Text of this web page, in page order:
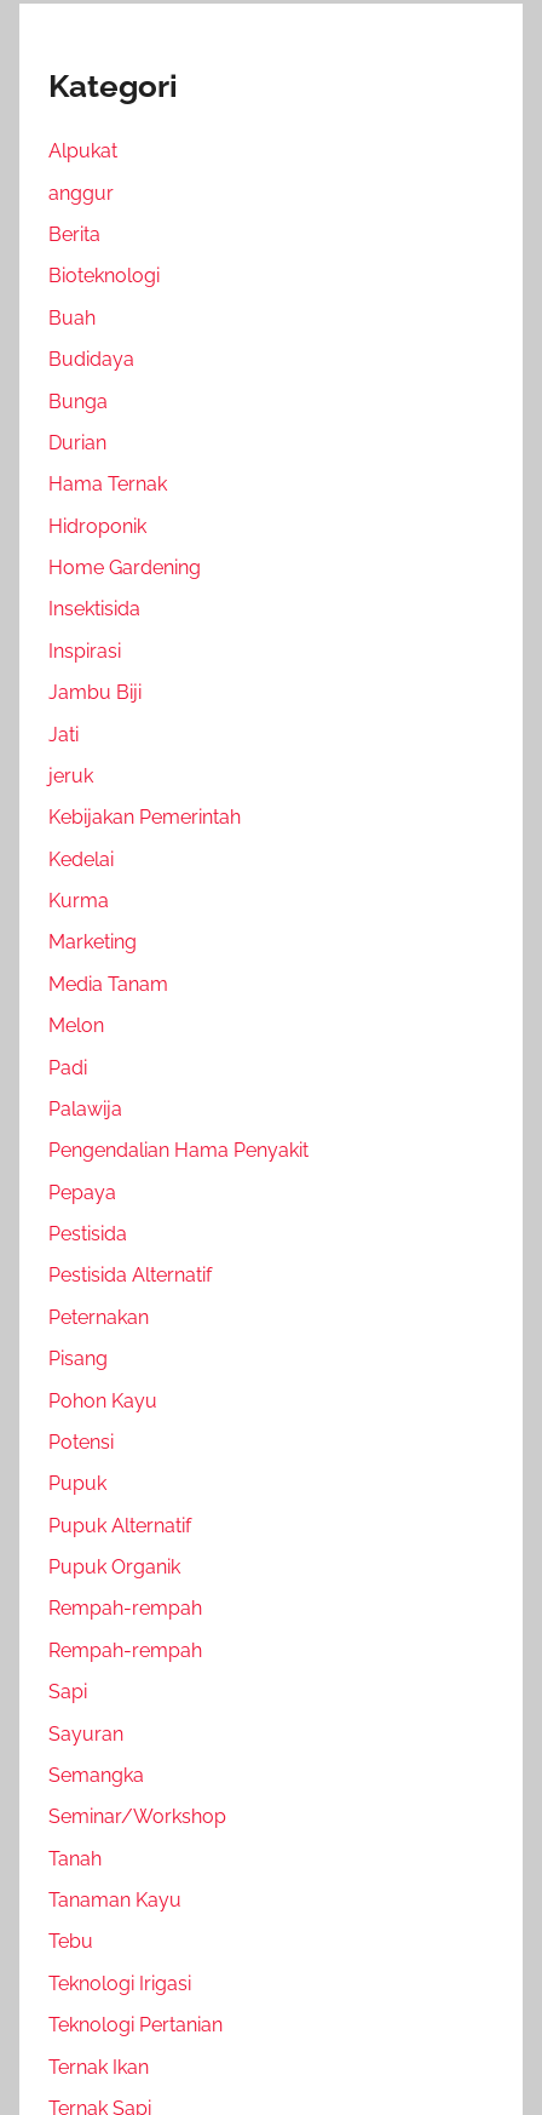
Kategori
Alpukat
anggur
Berita
Bioteknologi
Buah
Budidaya
Bunga
Durian
Hama Ternak
Hidroponik
Home Gardening
Insektisida
Inspirasi
Jambu Biji
Jati
jeruk
Kebijakan Pemerintah
Kedelai
Kurma
Marketing
Media Tanam
Melon
Padi
Palawija
Pengendalian Hama Penyakit
Pepaya
Pestisida
Pestisida Alternatif
Peternakan
Pisang
Pohon Kayu
Potensi
Pupuk
Pupuk Alternatif
Pupuk Organik
Rempah-rempah
Rempah-rempah
Sapi
Sayuran
Semangka
Seminar/Workshop
Tanah
Tanaman Kayu
Tebu
Teknologi Irigasi
Teknologi Pertanian
Ternak Ikan
Ternak Sapi